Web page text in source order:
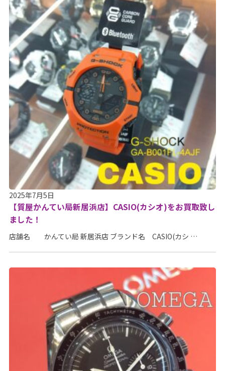
2025年7月5日
【質屋かんてい局新居浜店】CASIO(カシオ)をお買取致し
ました！
店舗名 かんてい局 新居浜店 ブランド名 CASIO(カシ …